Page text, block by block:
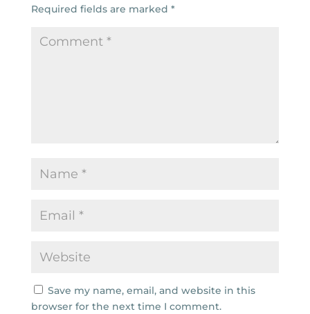
Required fields are marked *
Save my name, email, and website in this
browser for the next time I comment.